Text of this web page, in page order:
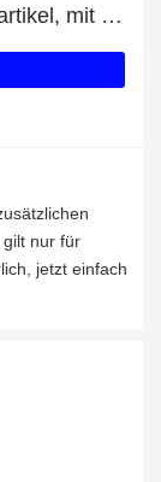
Bis zu 41% Rabatt auf Ausverkaufsartikel, mit zusätzlichen Rabatten für Einstärkenbrillen
gilt nur für
jetzt einfach